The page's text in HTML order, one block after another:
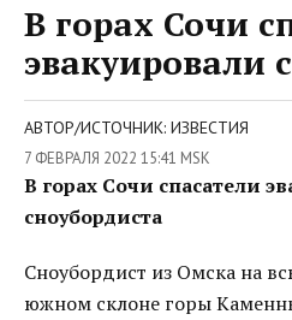
В горах Сочи
эвакуировали
АВТОР/ИСТОЧНИК: ИЗВЕСТИЯ
7 ФЕВРАЛЯ 2022 15:41 MSK
В горах Сочи спасатели
сноубордиста
Сноубордист из Омска на
южном склоне горы